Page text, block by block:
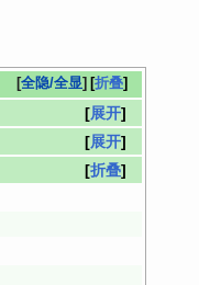
折叠
[全隐/全显]
展开
展开
折叠